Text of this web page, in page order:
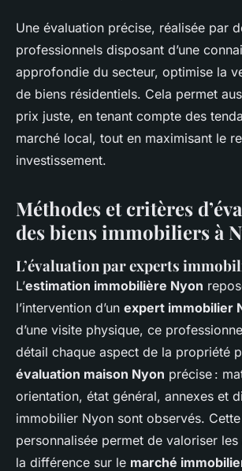
Une évaluation précise, réalisée par
professionnels disposant d’une
approfondie du secteur, optimise la
de biens résidentiels. Cela permet
prix juste, en tenant compte des
marché local, tout en maximisant le
investissement.
Méthodes et critères
des biens immobiliers à
L’évaluation par experts
L’estimation immobilière Nyon
l’intervention d’un expert immobilier
d’une visite physique, ce
détail chaque aspect de la propriété
évaluation maison Nyon précise :
orientation, état général, annexes et
immobilier Nyon sont observés.
personnalisée permet de valoriser
la différence sur le marché